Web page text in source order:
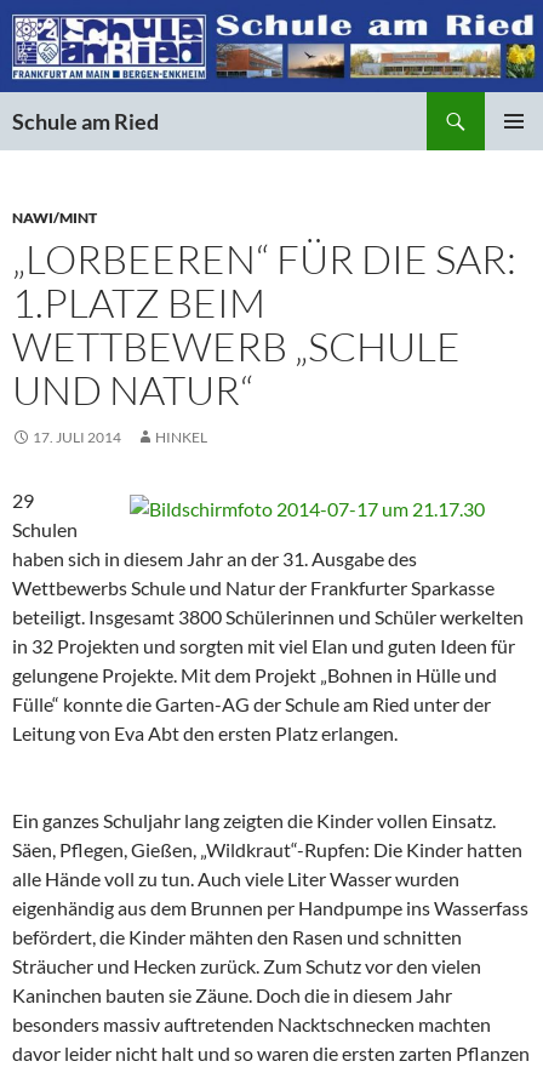
Schule am Ried
NAWI/MINT
„LORBEEREN“ FÜR DIE SAR:
1.PLATZ BEIM
WETTBEWERB „SCHULE
UND NATUR“
17. JULI 2014 HINKEL
29
Schulen
haben sich in diesem Jahr an der 31. Ausgabe des
Wettbewerbs Schule und Natur der Frankfurter Sparkasse
beteiligt. Insgesamt 3800 Schülerinnen und Schüler werkelten
in 32 Projekten und sorgten mit viel Elan und guten Ideen für
gelungene Projekte. Mit dem Projekt „Bohnen in Hülle und
Fülle“ konnte die Garten-AG der Schule am Ried unter der
Leitung von Eva Abt den ersten Platz erlangen.
Ein ganzes Schuljahr lang zeigten die Kinder vollen Einsatz.
Säen, Pflegen, Gießen, „Wildkraut“-Rupfen: Die Kinder hatten
alle Hände voll zu tun. Auch viele Liter Wasser wurden
eigenhändig aus dem Brunnen per Handpumpe ins Wasserfass
befördert, die Kinder mähten den Rasen und schnitten
Sträucher und Hecken zurück. Zum Schutz vor den vielen
Kaninchen bauten sie Zäune. Doch die in diesem Jahr
besonders massiv auftretenden Nacktschnecken machten
davor leider nicht halt und so waren die ersten zarten Pflanzen